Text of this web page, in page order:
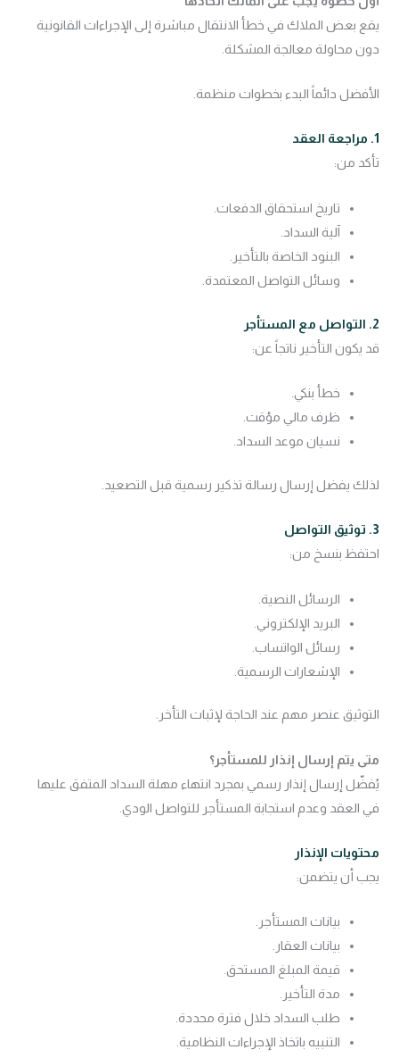
يقع بعض الملاك في خطأ الانتقال مباشرة إلى الإجراءات القانونية
دون محاولة معالجة المشكلة.
الأفضل دائماً البدء بخطوات منظمة.
1. مراجعة العقد
تأكد من:
تاريخ استحقاق الدفعات.
آلية السداد.
البنود الخاصة بالتأخير.
وسائل التواصل المعتمدة.
2. التواصل مع المستأجر
قد يكون التأخير ناتجاً عن:
خطأ بنكي.
ظرف مالي مؤقت.
نسيان موعد السداد.
لذلك يفضل إرسال رسالة تذكير رسمية قبل التصعيد.
3. توثيق التواصل
احتفظ بنسخ من:
الرسائل النصية.
البريد الإلكتروني.
رسائل الواتساب.
الإشعارات الرسمية.
التوثيق عنصر مهم عند الحاجة لإثبات التأخر.
متى يتم إرسال إنذار للمستأجر؟
يُفضّل إرسال إنذار رسمي بمجرد انتهاء مهلة السداد المتفق عليها
في العقد وعدم استجابة المستأجر للتواصل الودي.
محتويات الإنذار
يجب أن يتضمن:
بيانات المستأجر.
بيانات العقار.
قيمة المبلغ المستحق.
مدة التأخير.
طلب السداد خلال فترة محددة.
التنبيه باتخاذ الإجراءات النظامية.